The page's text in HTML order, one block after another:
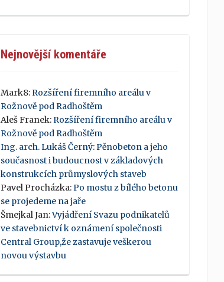
Nejnovější komentáře
Mark8:Rozšíření firemního areálu v
Rožnově pod Radhoštěm
Aleš Franek:Rozšíření firemního areálu v
Rožnově pod Radhoštěm
Ing. arch. Lukáš Černý:Pěnobeton a jeho
současnost i budoucnost v základových
konstrukcích průmyslových staveb
Pavel Procházka:Po mostu z bílého betonu
se projedeme na jaře
Šmejkal Jan:Vyjádření Svazu podnikatelů
ve stavebnictví k oznámení společnosti
Central Group,že zastavuje veškerou
novou výstavbu